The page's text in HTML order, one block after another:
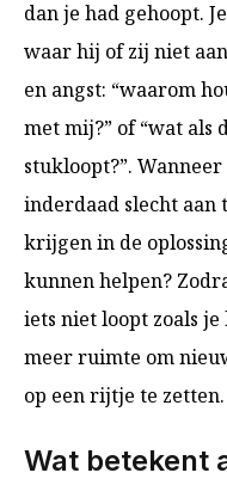
dan je had gehoopt.
waar hij of zij niet
en angst: “waarom
met mij?” of “wat
stukloopt?”.
inderdaad slecht aan
krijgen in de
kunnen helpen?
iets niet loopt zoals
meer ruimte om
op een rijtje te zetten.
Wat betekent